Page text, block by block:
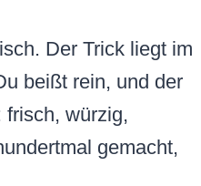
Der Trick liegt im
beißt rein, und der
frisch, würzig,
gemacht,